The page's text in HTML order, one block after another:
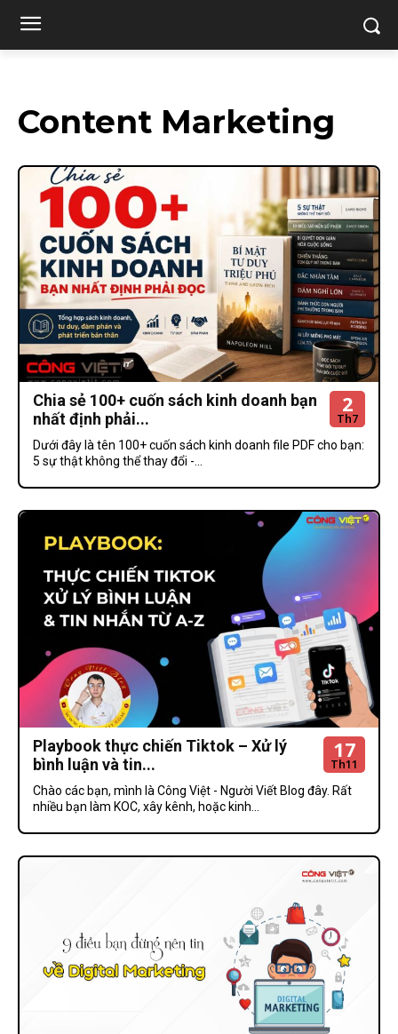
Content Marketing
Chia sẻ 100+ cuốn sách kinh doanh bạn
nhất định phải...
2
Th7
Dưới đây là tên 100+ cuốn sách kinh doanh file PDF cho bạn:
5 sự thật không thể thay đổi -...
Playbook thực chiến Tiktok – Xử lý
bình luận và tin...
17
Th11
Chào các bạn, mình là Công Việt - Người Viết Blog đây. Rất
nhiều bạn làm KOC, xây kênh, hoặc kinh...